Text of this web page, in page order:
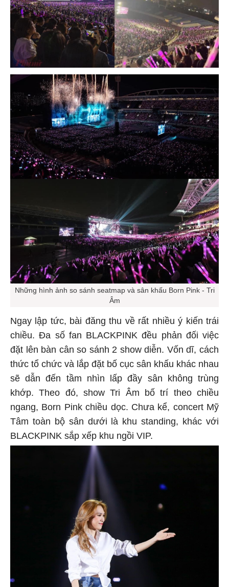
Những hình ảnh so sánh seatmap và sân khấu Born Pink - Tri
Âm
Ngay lập tức, bài đăng thu về rất nhiều ý kiến trái
chiều. Đa số fan BLACKPINK đều phản đối việc
đặt lên bàn cân so sánh 2 show diễn. Vốn dĩ, cách
thức tổ chức và lắp đặt bố cục sân khấu khác nhau
sẽ dẫn đến tầm nhìn lấp đầy sân không trùng
khớp. Theo đó, show Tri Âm bố trí theo chiều
ngang, Born Pink chiều dọc. Chưa kể, concert Mỹ
Tâm toàn bộ sân dưới là khu standing, khác với
BLACKPINK sắp xếp khu ngồi VIP.